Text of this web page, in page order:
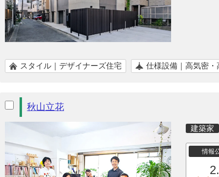
スタイル｜デザイナーズ住宅 仕様設備｜高気密・
秋山立花
建築家
情報